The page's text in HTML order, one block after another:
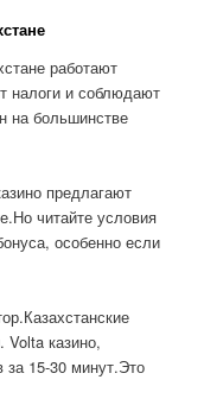
работают
налоги и соблюдают
на большинстве
предлагают
читайте условия
особенно если
Volta казино,
за 15-30 минут.Это